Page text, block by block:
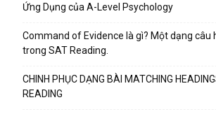
Ứng Dụng của A-Level Psychology
Command of Evidence là gì? Một dạng câu
trong SAT Reading.
CHINH PHỤC DẠNG BÀI MATCHING
READING